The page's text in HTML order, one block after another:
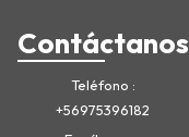
Contáctanos
Teléfono
+56975396182